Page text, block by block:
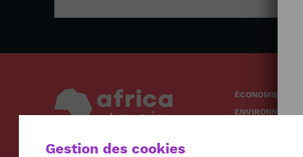
ÉCONOMIE
ENVIRONNEMENT
Gestion des cookies